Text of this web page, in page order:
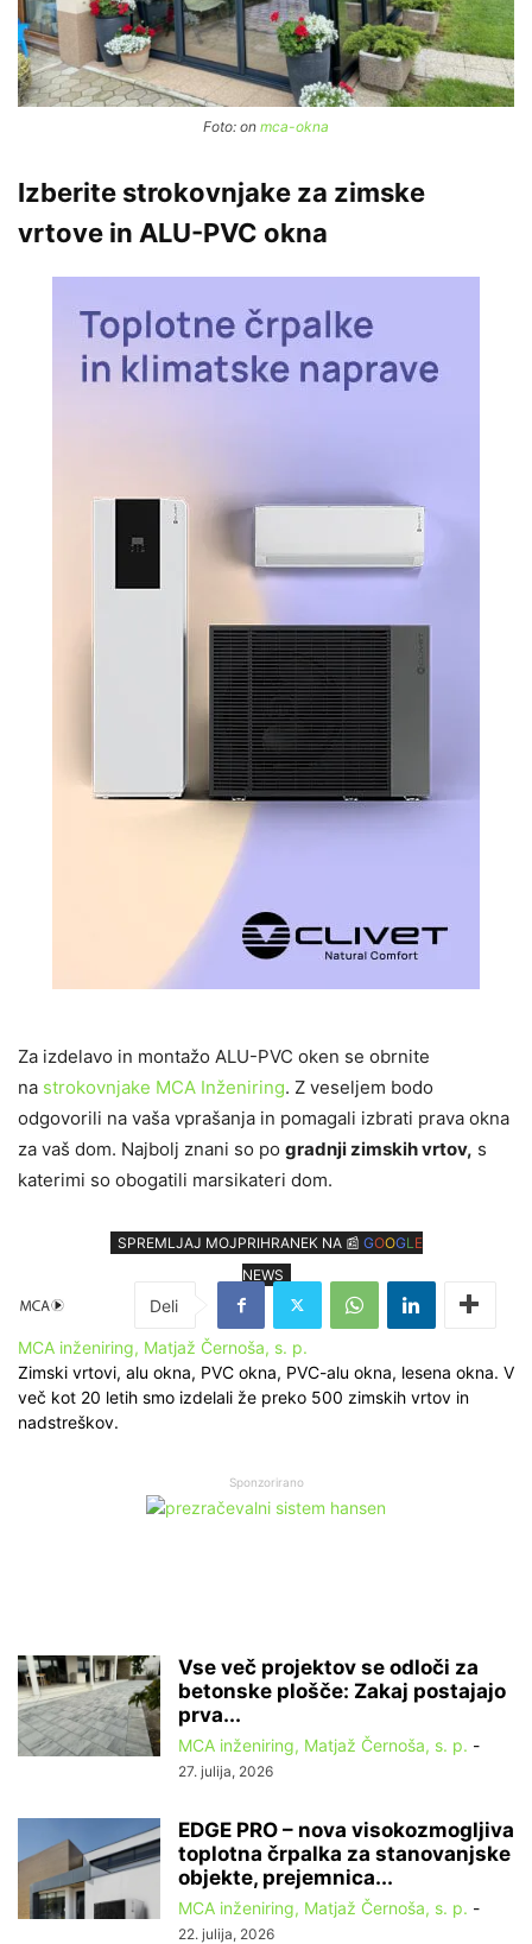
Foto: on mca-okna
Izberite strokovnjake za zimske
vrtove in ALU-PVC okna
Za izdelavo in montažo ALU-PVC oken se obrnite
na strokovnjake MCA Inženiring. Z veseljem bodo
odgovorili na vaša vprašanja in pomagali izbrati prava okna
za vaš dom. Najbolj znani so po gradnji zimskih vrtov, s
katerimi so obogatili marsikateri dom.
SPREMLJAJ MOJPRIHRANEK NA 📰 GOOGL E
NEWS
MCA inženiring, Matjaž Černoša, s. p.
Zimski vrtovi, alu okna, PVC okna, PVC-alu okna, lesena okna. V
več kot 20 letih smo izdelali že preko 500 zimskih vrtov in
nadstreškov.
Sponzorirano
Vse več projektov se odloči za
betonske plošče: Zakaj postajajo
prva...
MCA inženiring, Matjaž Černoša, s. p. -
27. julija, 2026
EDGE PRO – nova visokozmogljiva
toplotna črpalka za stanovanjske
objekte, prejemnica...
MCA inženiring, Matjaž Černoša, s. p. -
22. julija, 2026